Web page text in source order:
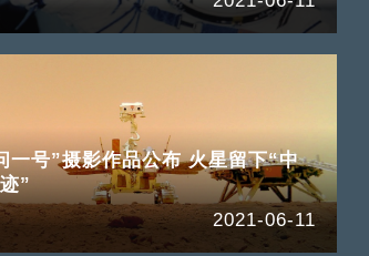
一号”摄影作品公布 火星留下“中
”
2021-06-11